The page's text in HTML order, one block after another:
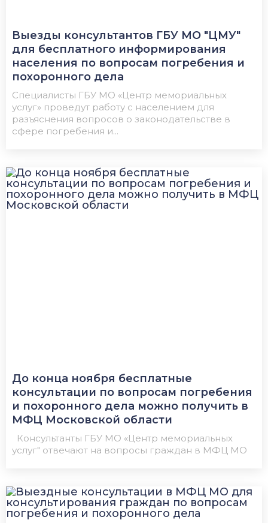
Выезды консультантов ГБУ МО "ЦМУ"
для бесплатного информирования
населения по вопросам погребения и
похоронного дела
Специалисты ГБУ МО «Центр мемориальных
услуг» проведут работу с населением для
разъяснения вопросов о законодательстве в
сфере погребения и...
До конца ноября бесплатные
консультации по вопросам погребения
и похоронного дела можно получить в
МФЦ Московской области
Консультанты ГБУ МО «Центр мемориальных
услуг" отвечают на вопросы граждан в МФЦ МО